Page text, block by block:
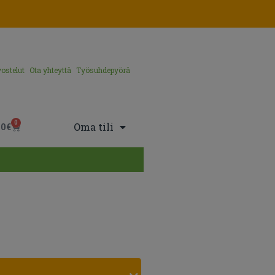
Ota yhteyttä Työsuhdepyörä
€ 0 Oma tili